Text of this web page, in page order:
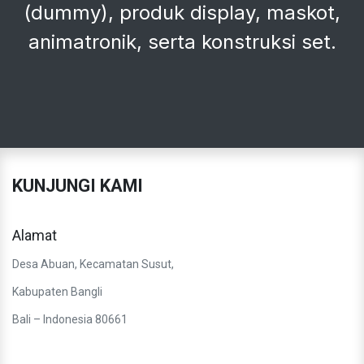
(dummy), produk display, maskot,
animatronik, serta konstruksi set.
KUNJUNGI KAMI
Alamat
Desa Abuan, Kecamatan Susut,
Kabupaten Bangli
Bali – Indonesia 80661